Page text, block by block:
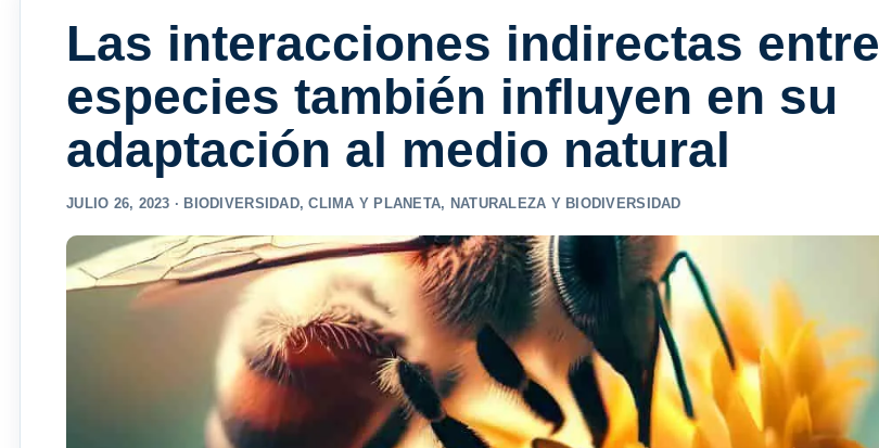
Las interacciones indirectas entre
especies también influyen en su
adaptación al medio natural
JULIO 26, 2023 · BIODIVERSIDAD,CLIMA Y PLANETA, NATURALEZA Y BIODIVERSIDAD